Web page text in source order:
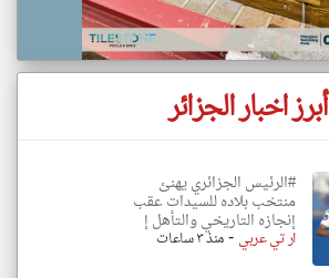
أبرز اخبار الجزائر
#الرئيس الجزائري يهنئ
منتخب بلاده للسيدات عقب
إنجازه التاريخي والتأهل إ
ار تي عربي -منذ ٣ ساعات